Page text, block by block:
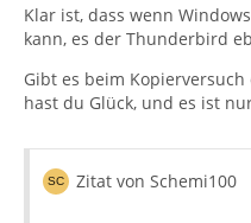
Klar ist, dass wenn
kann, es der Thunderbird
Gibt es beim
hast du Glück, und es ist
Zitat von Schemi100